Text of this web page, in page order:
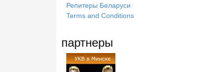
Репитеры Беларуси
Terms and Conditions
партнеры